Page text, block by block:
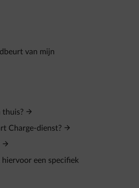
van mijn
thuis?
Charge-dienst?
een specifiek